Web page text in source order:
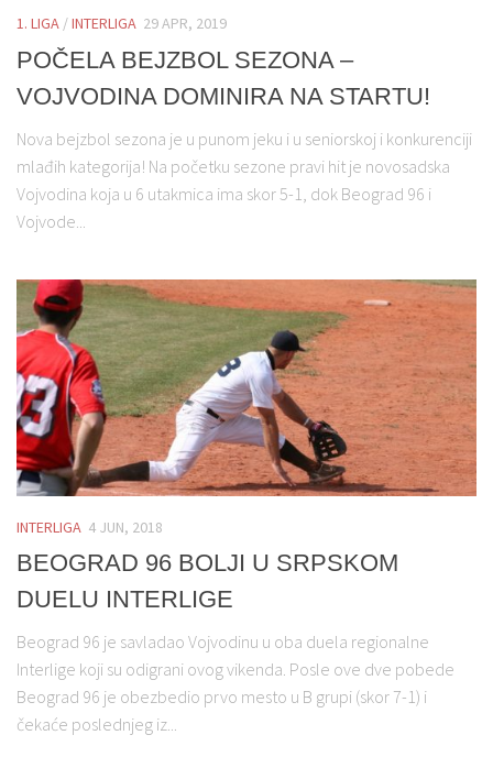
1. LIGA /INTERLIGA 29 APR, 2019
POČELA BEJZBOL SEZONA –
VOJVODINA DOMINIRA NA STARTU!
Nova bejzbol sezona je u punom jeku i u seniorskoj i konkurenciji
mlađih kategorija! Na početku sezone pravi hit je novosadska
Vojvodina koja u 6 utakmica ima skor 5-1, dok Beograd 96 i
Vojvode...
INTERLIGA 4 JUN, 2018
BEOGRAD 96 BOLJI U SRPSKOM
DUELU INTERLIGE
Beograd 96 je savladao Vojvodinu u oba duela regionalne
Interlige koji su odigrani ovog vikenda. Posle ove dve pobede
Beograd 96 je obezbedio prvo mesto u B grupi (skor 7-1) i
čekaće poslednjeg iz...